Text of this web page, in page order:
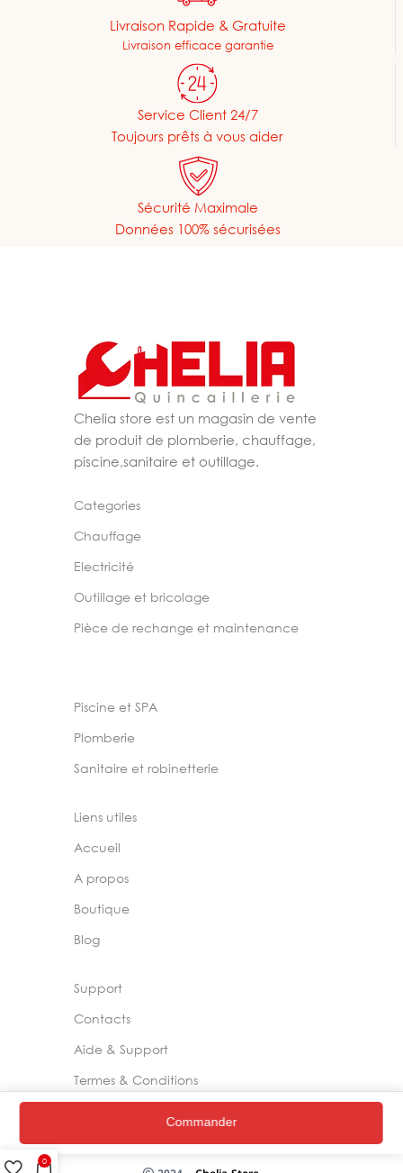
Livraison Rapide & Gratuite
Livraison efficace garantie
Service Client 24/7
Toujours prêts à vous aider
Sécurité Maximale
Données 100% sécurisées
Chelia store est un magasin de vente
de produit de plomberie, chauffage,
piscine,sanitaire et outillage.
Categories
Chauffage
Electricité
Outillage et bricolage
Pièce de rechange et maintenance
Piscine et SPA
Plomberie
Sanitaire et robinetterie
Liens utiles
Accueil
A propos
Boutique
Blog
Support
Contacts
Aide & Support
Termes & Conditions
0
Commander